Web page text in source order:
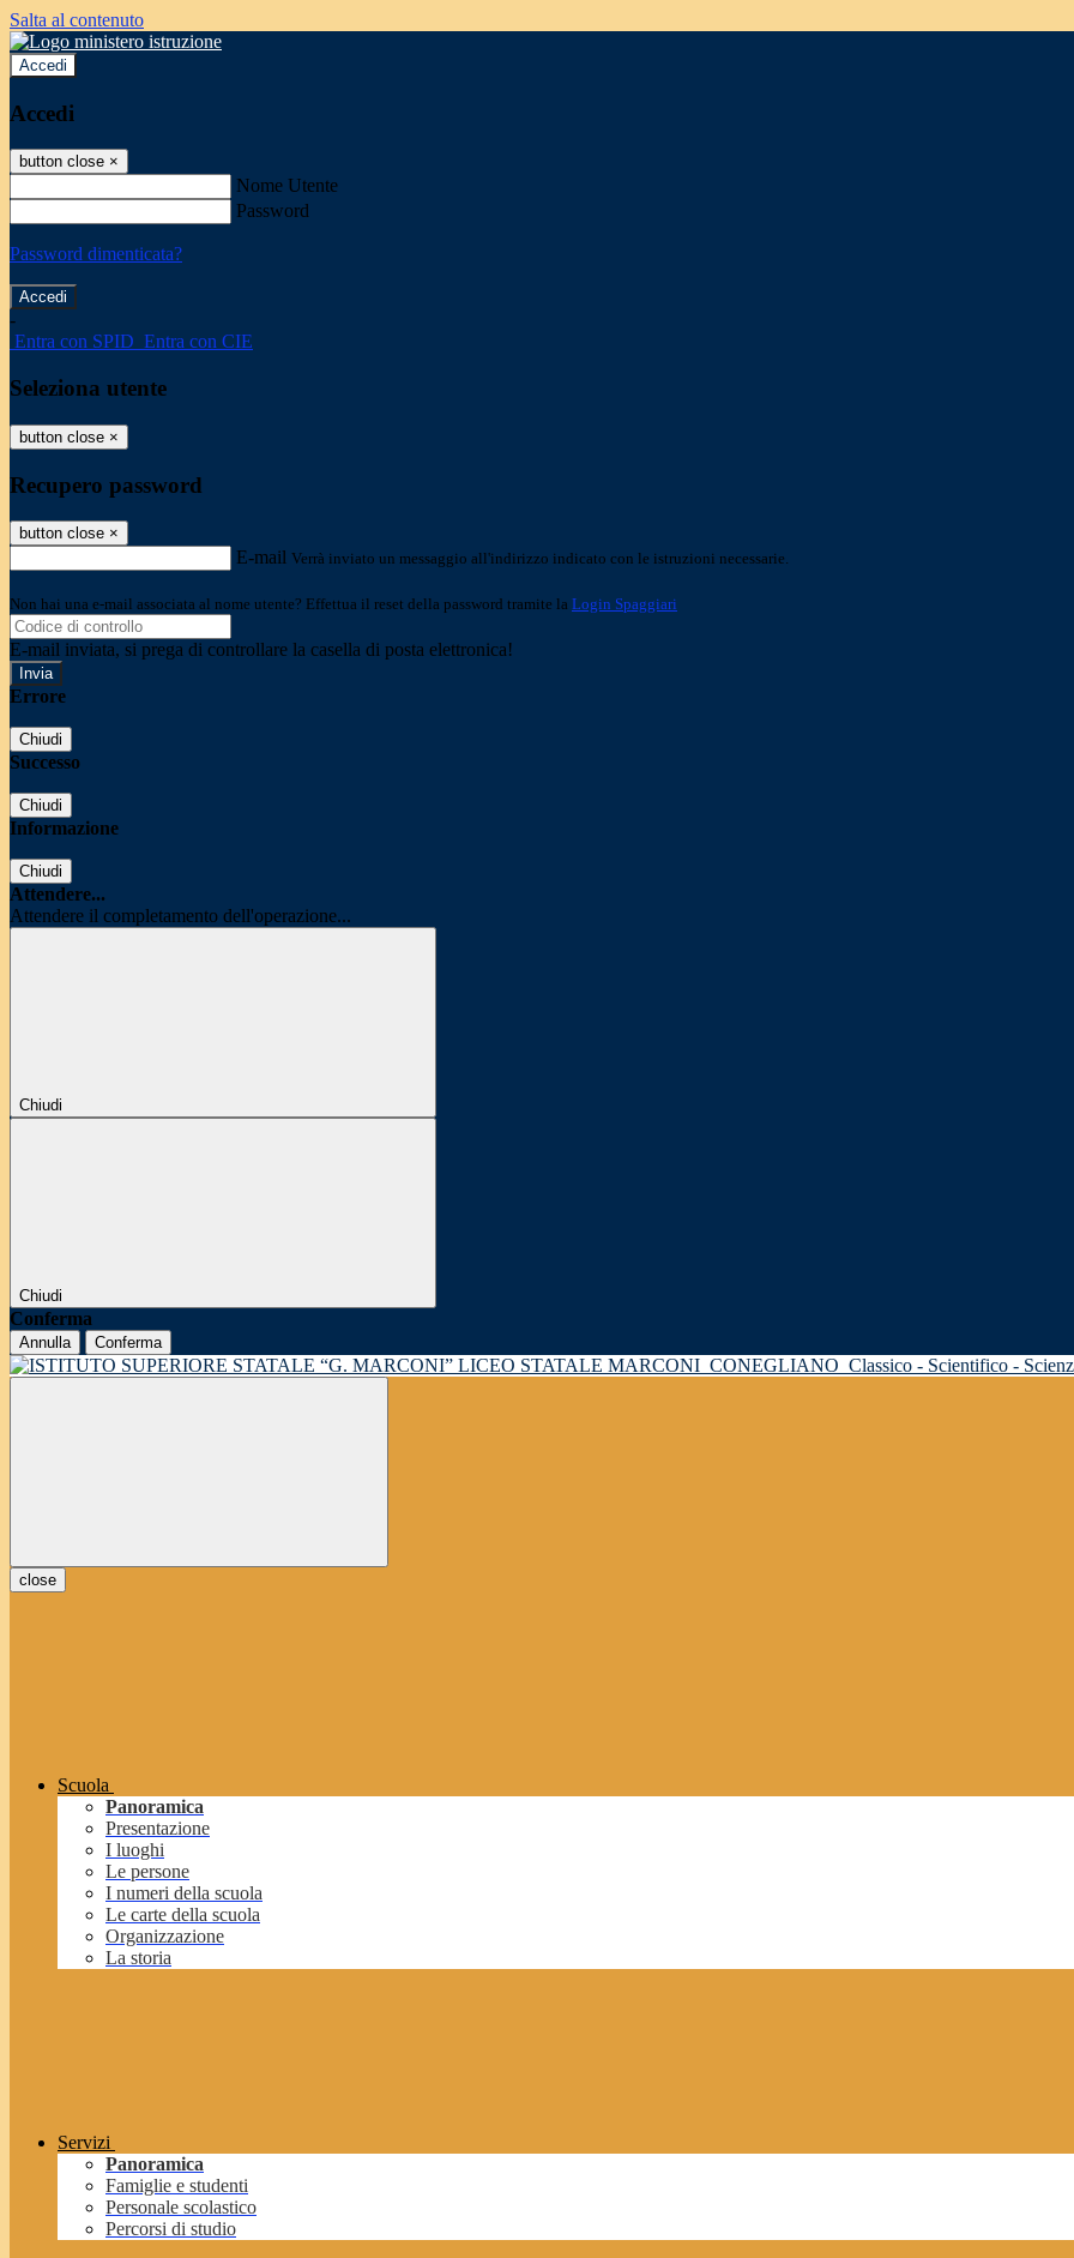
Salta al contenuto
Accedi
Accedi
button close ×
Nome Utente
Password
Password dimenticata?
-
Entra con SPID Entra con CIE
Seleziona utente
button close ×
Recupero password
button close ×
E-mail Verrà inviato un messaggio all'indirizzo indicato con le istruzioni necessarie.
Non hai una e-mail associata al nome utente? Effettua il reset della password tramite la Login Spaggiari
E-mail inviata, si prega di controllare la casella di posta elettronica!
Errore
Chiudi
Successo
Chiudi
Informazione
Chiudi
Attendere...
Attendere il completamento dell'operazione...
Chiudi
Chiudi
Conferma
Annulla Conferma
LICEO STATALE MARCONI CONEGLIANO Classico - Scientifico -
close
Scuola
Panoramica
Presentazione
I luoghi
Le persone
I numeri della scuola
Le carte della scuola
Organizzazione
La storia
Servizi
Panoramica
Famiglie e studenti
Personale scolastico
Percorsi di studio